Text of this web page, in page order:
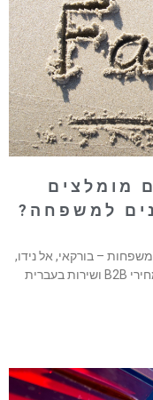
למשפחה?
– בורקאי, אל נידו,
בוהול ועוד. מהניסיון של טוריסמו פיליפינו עם מחירי B2B ושירות בעברית